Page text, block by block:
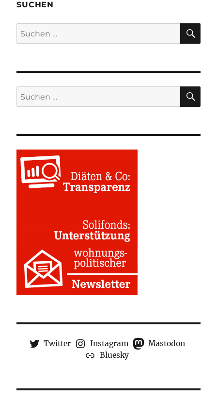
SUCHEN
Suchen
nach:
Suchen
nach:
Twitter Instagram
Mastodon
Bluesky